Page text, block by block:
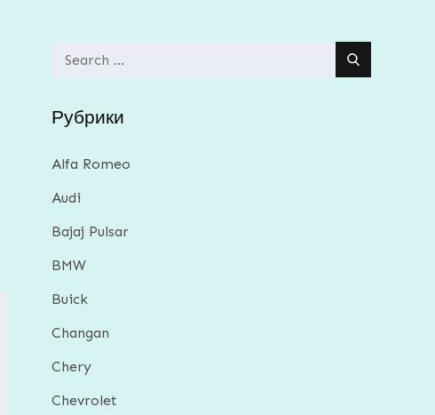
Search
Рубрики
Alfa Romeo
Audi
Bajaj Pulsar
BMW
Buick
Changan
Chery
Chevrolet